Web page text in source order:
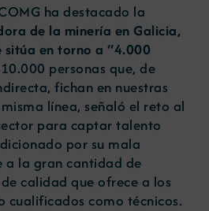
ha destacado la
de la minería en Galicia,
en torno a “4.000
personas que, de
fichan en nuestras
línea, señaló el reto al
para captar talento
por su mala
a la gran cantidad de
calidad que ofrece a los
cualificados como técnicos.